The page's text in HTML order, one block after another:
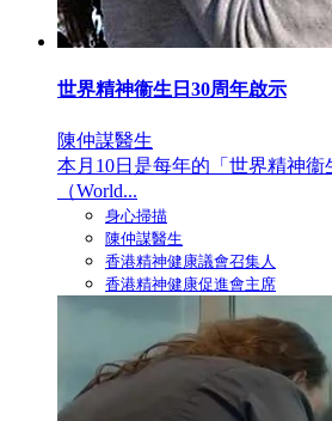
世界精神衞生日30周年啟示
陳仲謀醫生
本月10日是每年的「世界精神衞
（World...
身心掃描
陳仲謀醫生
香港精神健康議會召集人
香港精神健康促進會主席